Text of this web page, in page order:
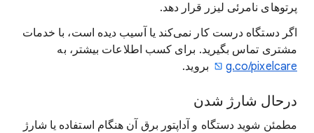
پرتوهای نامرئی لیزر قرار دهد.
اگر دستگاه درست کار نمی‌کند یا آسیب دیده است، با خدمات
مشتری تماس بگیرید. برای کسب اطلاعات بیشتر، به
g.co/pixelcare
بروید.
درحال شارژ شدن
مطمئن شوید دستگاه و آداپتور برق آن هنگام استفاده یا شارژ